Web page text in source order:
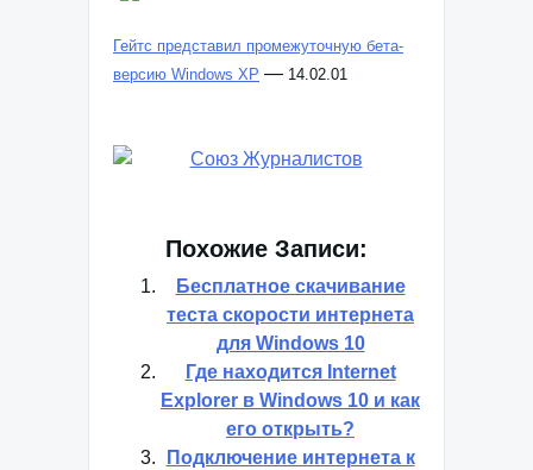
Гейтс представил промежуточную бета-
версию Windows XP — 14.02.01
Похожие Записи:
Бесплатное скачивание
теста скорости интернета
для Windows 10
Где находится Internet
Explorer в Windows 10 и как
его открыть?
Подключение интернета к